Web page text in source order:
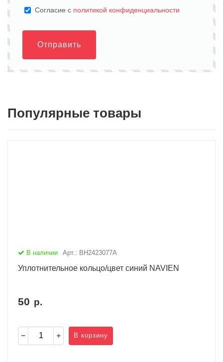
Cогласие с политикой конфиденциальности
Отправить
Популярные товары
В наличии Арт.: BH2423077A
Уплотнительное кольцо/цвет синий NAVIEN
50 р.
В корзину